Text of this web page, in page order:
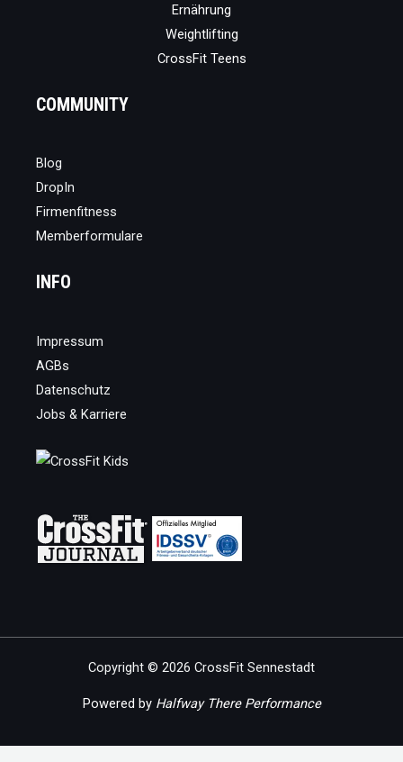
Ernährung
Weightlifting
CrossFit Teens
COMMUNITY
Blog
DropIn
Firmenfitness
Memberformulare
INFO
Impressum
AGBs
Datenschutz
Jobs & Karriere
Copyright © 2026 CrossFit Sennestadt
Powered by Halfway There Performance